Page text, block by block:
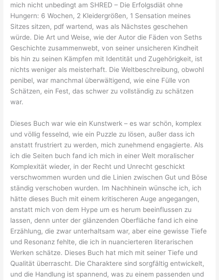
mich nicht unbedingt am SHRED – Die Erfolgsdiät ohne
Hungern: 6 Wochen, 2 Kleidergrößen, 1 Sensation meines
Sitzes sitzen, pdf wartend, was als Nächstes geschehen
würde. Die Art und Weise, wie der Autor die Fäden von Seths
Geschichte zusammenwebt, von seiner unsicheren Kindheit
bis hin zu seinen Kämpfen mit Identität und Zugehörigkeit, ist
nichts weniger als meisterhaft. Die Weltbeschreibung, obwohl
penibel, war manchmal überwältigend, wie eine Fülle von
Schätzen, ein Fest, das schwer zu vollständig zu schätzen
war.
Dieses Buch war wie ein Kunstwerk – es war schön, komplex
und völlig fesselnd, wie ein Puzzle zu lösen, außer dass ich
anstatt frustriert zu werden, mich zunehmend engagierte. Als
ich die Seiten buch fand ich mich in einer Welt moralischer
Komplexität wieder, in der Recht und Unrecht geschickt
verschwommen wurden und die Linien zwischen Gut und Böse
ständig verschoben wurden. Im Nachhinein wünsche ich, ich
hätte dieses Buch mit einem kritischeren Auge angegangen,
anstatt mich von dem Hype um es herum beeinflussen zu
lassen, denn unter der glänzenden Oberfläche fand ich eine
Erzählung, die zwar unterhaltsam war, aber eine gewisse Tiefe
und Resonanz fehlte, die ich in nuancierteren literarischen
Werken schätze. Dieses Buch hat mich mit seiner Tiefe und
Qualität überrascht. Die Charaktere sind sorgfältig entwickelt,
und die Handlung ist spannend, was zu einem passenden und